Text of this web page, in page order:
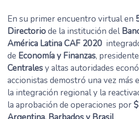
En su primer encuentro virtual en
Directoriode la institución del
América Latina CAF 2020
de Economía y Finanzas,
Centralesy altas autoridades
accionistas demostró una vez más
la integración regional y la
la aprobación de operaciones por